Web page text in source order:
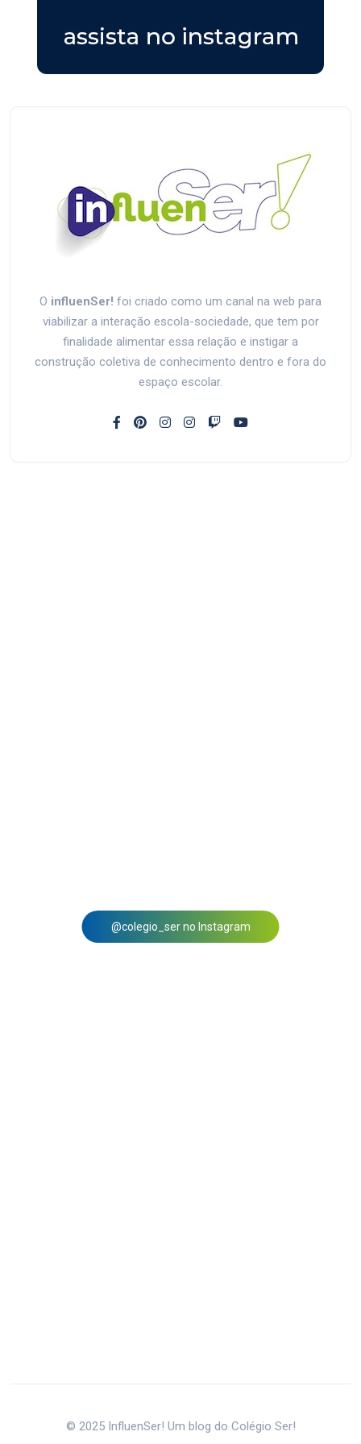
O influenSer! foi criado como um canal na web para
viabilizar a interação escola-sociedade, que tem por
finalidade alimentar essa relação e instigar a
construção coletiva de conhecimento dentro e fora do
espaço escolar.
@colegio_ser no Instagram
© 2025 InfluenSer! Um blog do Colégio Ser!